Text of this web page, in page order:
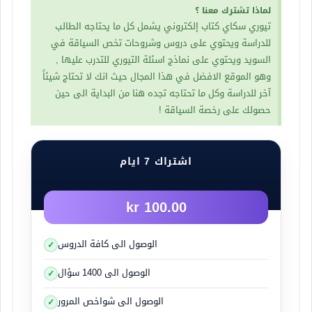
المجموعة التالية
لماذا تشترك معنا ؟
تيوري سكاي كتاب إلكتروني يشمل كل ما يحتاجه الطالب
للدراسة ويحتوي على دروس وشروحات تخص السياقة في
السويد ويحتوي على نماذج اسئلة التيوري للتدرب عليها ,
وهو الموقع الافضل في هذا المجال حيث انك لا تحتاج شيئاً
آخر للدراسة وكل ما تحتاجه تجده هنا من البداية الى حين
حصولك على رخصة السياقة !
اشتراك 7 ايام
100.00 kr
الوصول الى كافة الدروس
الوصول الى 1400 سؤال
الوصول الى شواخص المرور